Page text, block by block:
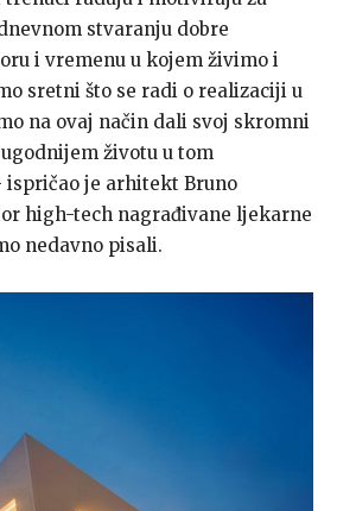
stvaranju dobre
i vremenu u kojem živimo i
sretni što se radi o realizaciji u
na ovaj način dali svoj skromni
životu u tom
ispričao je arhitekt Bruno
high-tech nagrađivane ljekarne
nedavno pisali.